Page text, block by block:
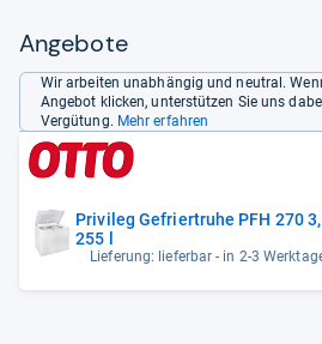
Angebote
Wir arbeiten unabhängig und neutral.
Angebot klicken, unterstützen Sie uns
Vergütung. Mehr erfahren
Privileg Gefriertruhe PFH 270
255 l
Lieferung: lieferbar - in 2-3